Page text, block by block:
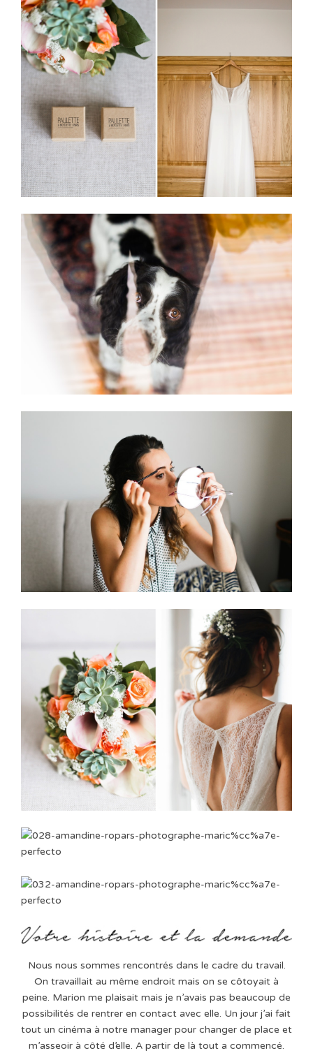
Nous nous sommes rencontrés dans le cadre du travail.
On travaillait au même endroit mais on se côtoyait à
peine. Marion me plaisait mais je n’avais pas beaucoup de
possibilités de rentrer en contact avec elle. Un jour j’ai fait
tout un cinéma à notre manager pour changer de place et
m’asseoir à côté d’elle. A partir de là tout a commencé.